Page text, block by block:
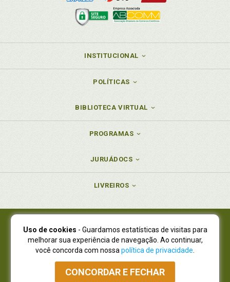
INSTITUCIONAL
POLÍTICAS
BIBLIOTECA VIRTUAL
PROGRAMAS
JURUÁDOCS
LIVREIROS
Juruá Editora Ltda., CNPJ 77.535.508/0001-19
Juruá Informática Ltda., CNPJ 01.701.561/0001-80
NOVO ENDEREÇO:R. Flávio Dallegrave, 7665, São Lourenço |
Curitiba - Paraná - CEP 82210-310
Atendimento: (41) 4009-3900|Vendas Atacado: (41) 4009-3939
Uso de cookies - Guardamos estatísticas de visitas para
melhorar sua experiência de navegação. Ao continuar,
você concorda com nossa política de privacidade
CONCORDAR E FECHAR